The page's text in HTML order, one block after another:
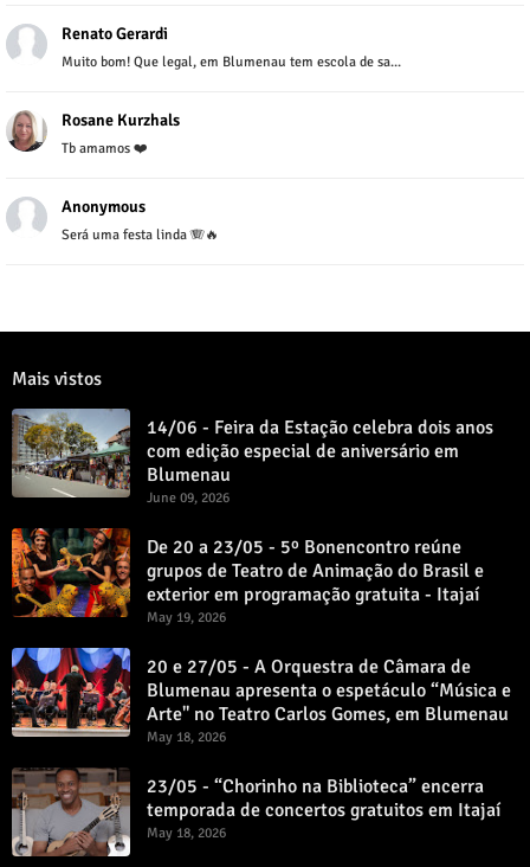
Renato Gerardi
Muito bom! Que legal, em Blumenau tem escola de sa...
Rosane Kurzhals
Tb amamos ❤️
Anonymous
Será uma festa linda 🪗🔥
Mais vistos
14/06 - Feira da Estação celebra dois anos
com edição especial de aniversário em
Blumenau
June 09, 2026
De 20 a 23/05 - 5º Bonencontro reúne
grupos de Teatro de Animação do Brasil e
exterior em programação gratuita - Itajaí
May 19, 2026
20 e 27/05 - A Orquestra de Câmara de
Blumenau apresenta o espetáculo “Música e
Arte" no Teatro Carlos Gomes, em Blumenau
May 18, 2026
23/05 - “Chorinho na Biblioteca” encerra
temporada de concertos gratuitos em Itajaí
May 18, 2026